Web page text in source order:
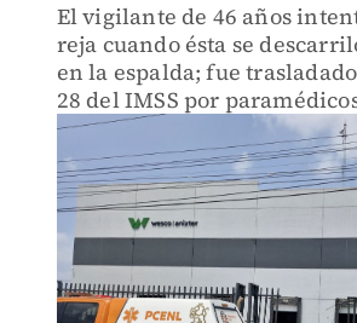
El vigilante de 46 años
reja cuando ésta se
en la espalda; fue
28 del IMSS por
Roja.